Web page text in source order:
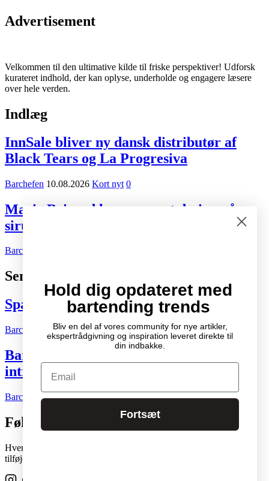
Advertisement
Velkommen til den ultimative kilde til friske perspektiver! Udforsk
kurateret indhold, der kan oplyse, underholde og engagere læsere
over hele verden.
Indlæg
InnSale bliver ny dansk distributør af
Black Tears og La Progresiva
Barchefen 10.08.2026 Kort nyt 0
Marie Brizard lancerer nyt design på
sirupflaskerne
Barchefen
Seneste indlæg
Spændende cocktail- og drinksbøger
Barchefen 04.10.2007 Litteratur 2
Bartenderens grundbog – Den ultimative
introduktion til cocktailkunsten
Barchefen 04.05.2015Litteratur 0
Følg os
Hver skabelon i vores stadigt voksende studiobibliotek kan nemt
tilføjes og flyttes rundt på enhver side med et enkelt klik.
Hold dig opdateret med
bartending trends
Bliv en del af vores community for nye artikler,
ekspertrådgivning og inspiration leveret direkte til
din indbakke.
Email
Fortsæt